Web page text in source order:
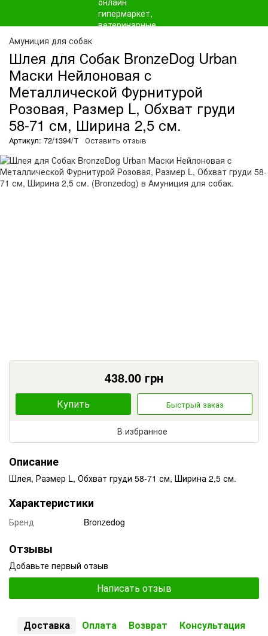
Амуниция для собак
Шлея для Собак BronzeDog Urban
Маски Нейлоновая c
Металлической Фурнитурой
Розовая, Размер L, Обхват груди
58-71 см, Ширина 2,5 см.
Артикул: 72/1394/Т Оставить отзыв
438.00 грн
Купить Быстрый заказ
В избранное
Описание
Шлея, Размер L, Обхват груди 58-71 см, Ширина 2,5 см.
Характеристики
Бренд Bronzedog
Отзывы
Добавьте первый отзыв
Написать отзыв
Доставка Оплата Возврат Консультация